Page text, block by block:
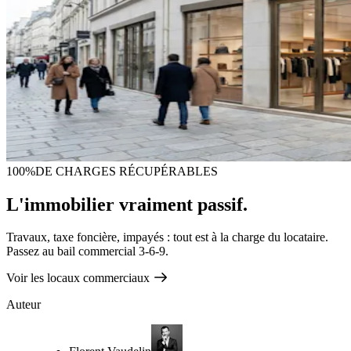
100%DE CHARGES RÉCUPÉRABLES
L'immobilier vraiment passif.
Travaux, taxe foncière, impayés : tout est à la charge du locataire.
Passez au bail commercial 3-6-9.
Voir les locaux commerciaux
Auteur